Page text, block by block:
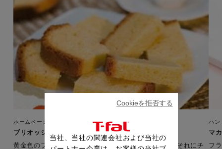
ホームベーカリー（ホーム＆バゲット）
ブリオッシュ（ホーム＆バゲット）
黄金色のブリオッシュはあなたの一日を輝かせます。それにチ
ハン
マ
フ
当社、当社の関連会社および当社の
Cookieを拒否する